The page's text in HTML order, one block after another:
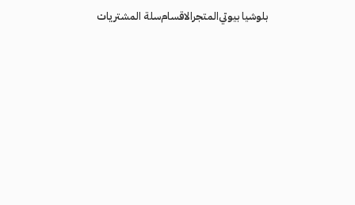
بلوشيا بيوتيالمتجرالاقسامسلة المشتريات